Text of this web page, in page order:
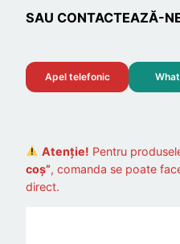
SAU CONTACTEAZĂ-
Apel telefonic
Atenție! Pentru
coș”, comanda se poate
direct.